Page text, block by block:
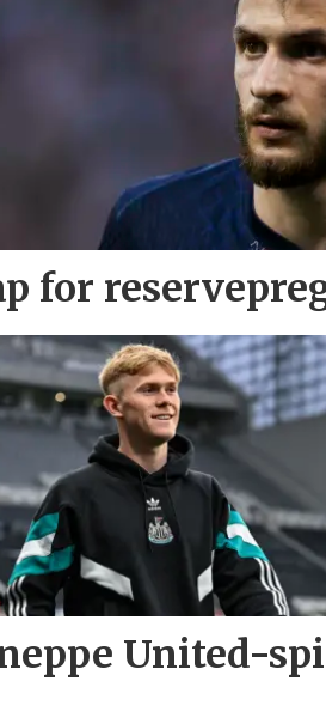
for
United-